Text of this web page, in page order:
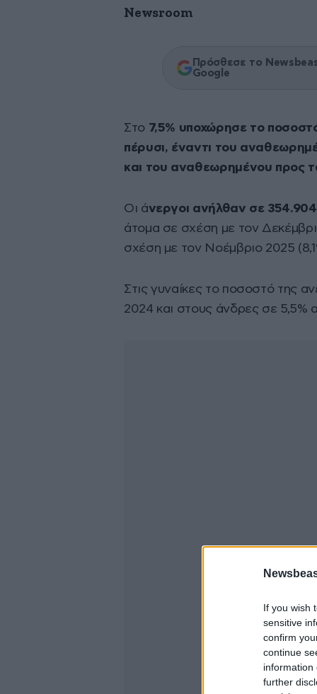
If you wish
sensitive
confirm
continue
information
further
Newsroom
Πρόσθεσε το
Google
Στο7,5% υποχώρησε το
πέρυσι, έναντι του
και του αναθεωρημένου προς
Οι άνεργοι ανήλθαν σε
άτομα σε σχέση με τον
σχέση με τον Νοέμβριο 2025
Στις γυναίκες το ποσοστό της
2024 και στους άνδρες σε 5,5%